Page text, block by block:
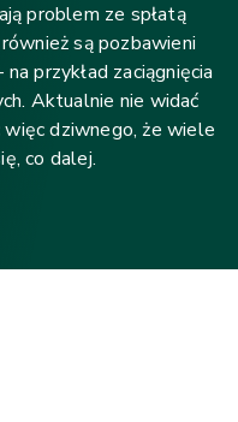
problem ze spłatą
są pozbawieni
przykład zaciągnięcia
Aktualnie nie widać
więc dziwnego, że wiele
co dalej.